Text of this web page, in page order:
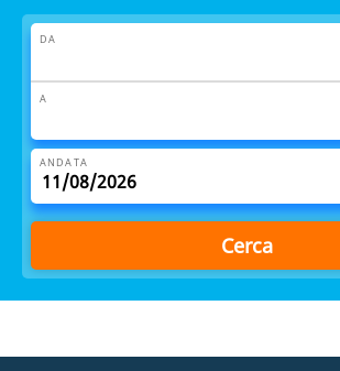
DA
A
ANDATA
Cerca